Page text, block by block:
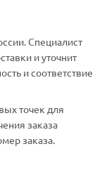
Специалист
и уточнит
и соответствие
точек для
заказа
заказа.